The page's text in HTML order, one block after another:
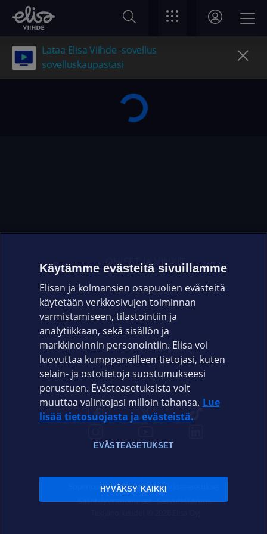
Lataa Elisa Viihde -sovellus
sovelluskaupastasi
OHJEET JA VINKIT
OMAYHTEISÖ
VIANSELVITYS
ASIAKASPALVELU
ELISA.FI
Sopimusehdot Tietosuoja Evästeasetukset
Sääntelyviranomaiset Saavutettavuus
Käytämme evästeitä sivuillamme
Elisan ja kolmansien osapuolien evästeitä
käytetään verkkosivujen toiminnan
varmistamiseen, tilastointiin ja
analytiikkaan, sekä sisällön ja
markkinoinnin personointiin. Elisa voi
luovuttaa kumppaneilleen tietojasi, kuten
selain- ja ostotietoja suostumukseesi
perustuen. Evästeasetuksista voit
muuttaa valintojasi milloin tahansa. Lue
lisää tietosuojasta ja evästeistä.
EVÄSTEASETUKSET
HYVÄKSY KAIKKI